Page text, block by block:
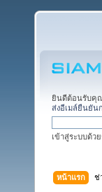
ยินดีต้อนรับคุ
ส่งอีเมล์ยืนยัน
เข้าสู่ระบบด้ว
หน้าแรก ช่